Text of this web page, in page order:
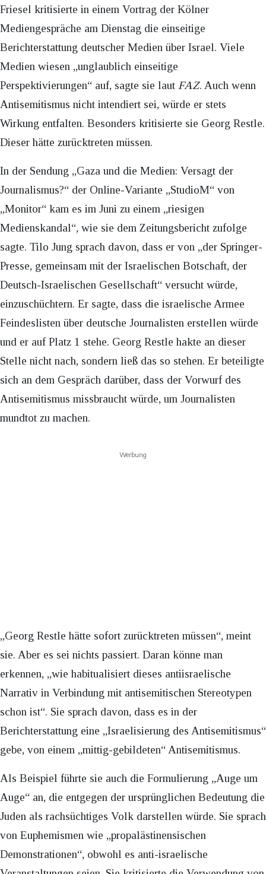
Friesel kritisierte in einem Vortrag der Kölner
Mediengespräche am Dienstag die einseitige
Berichterstattung deutscher Medien über Israel. Viele
Medien wiesen „unglaublich einseitige
Perspektivierungen“ auf, sagte sie laut FAZ. Auch wenn
Antisemitismus nicht intendiert sei, würde er stets
Wirkung entfalten. Besonders kritisierte sie Georg Restle.
Dieser hätte zurücktreten müssen.
In der Sendung „Gaza und die Medien: Versagt der
Journalismus?“ der Online-Variante „StudioM“ von
„Monitor“ kam es im Juni zu einem „riesigen
Medienskandal“, wie sie dem Zeitungsbericht zufolge
sagte. Tilo Jung sprach davon, dass er von „der Springer-
Presse, gemeinsam mit der Israelischen Botschaft, der
Deutsch-Israelischen Gesellschaft“ versucht würde,
einzuschüchtern. Er sagte, dass die israelische Armee
Feindeslisten über deutsche Journalisten erstellen würde
und er auf Platz 1 stehe. Georg Restle hakte an dieser
Stelle nicht nach, sondern ließ das so stehen. Er beteiligte
sich an dem Gespräch darüber, dass der Vorwurf des
Antisemitismus missbraucht würde, um Journalisten
mundtot zu machen.
Werbung
„Georg Restle hätte sofort zurücktreten müssen“, meint
sie. Aber es sei nichts passiert. Daran könne man
erkennen, „wie habitualisiert dieses antiisraelische
Narrativ in Verbindung mit antisemitischen Stereotypen
schon ist“. Sie sprach davon, dass es in der
Berichterstattung eine „Israelisierung des Antisemitismus“
gebe, von einem „mittig-gebildeten“ Antisemitismus.
Als Beispiel führte sie auch die Formulierung „Auge um
Auge“ an, die entgegen der ursprünglichen Bedeutung die
Juden als rachsüchtiges Volk darstellen würde. Sie sprach
von Euphemismen wie „propalästinensischen
Demonstrationen“, obwohl es anti-israelische